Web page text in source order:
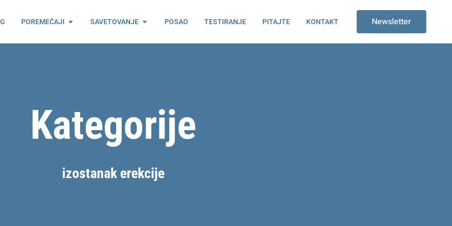
POREMEĆAJI Open Poremećaji
SAVETOVANJE Open Savetovanje
POSAO TESTIRANJE PITAJTE KONTAKT Newsletter
Kategorije
izostanak erekcije